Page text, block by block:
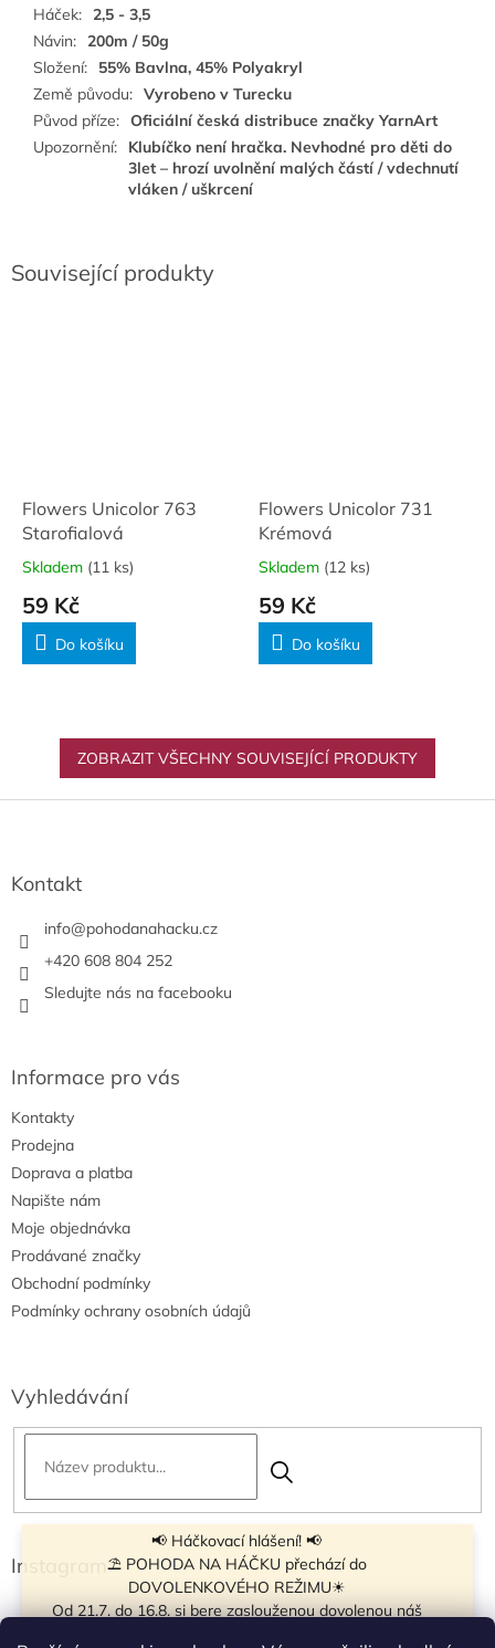
📢 Háčkovací hlášení! 📢
⛱ POHODA NA HÁČKU přechází do
DOVOLENKOVÉHO REŽIMU☀
Od 21.7. do 16.8. si bere zaslouženou dovolenou náš
Související produkty
Flowers Unicolor 763
Starofialová
Skladem (11 ks)
59 Kč
Do košíku
Flowers Unicolor 731
Krémová
Skladem (12 ks)
59 Kč
Do košíku
ZOBRAZIT VŠECHNY SOUVISEJÍCÍ PRODUKTY
Háček: 2,5 - 3,5
Návin: 200m / 50g
Složení:
55% Bavlna, 45% Polyakryl
Země původu: Vyrobeno v Turecku
Původ příze: Oficiální česká distribuce značky YarnArt
Upozornění:
Klubíčko není hračka. Nevhodné pro děti do
3let – hrozí uvolnění malých částí / vdechnutí
vláken / uškrcení
Kontakt
info@pohodanahacku.cz
+420 608 804 252
Sledujte nás na facebooku
Informace pro vás
Kontakty
Prodejna
Doprava a platba
Napište nám
Moje objednávka
Prodávané značky
Obchodní podmínky
Podmínky ochrany osobních údajů
Vyhledávání
Instagram